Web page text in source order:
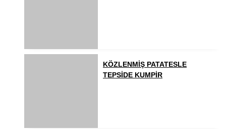
KÖZLENMİŞ PATATESLE
TEPSİDE KUMPİR